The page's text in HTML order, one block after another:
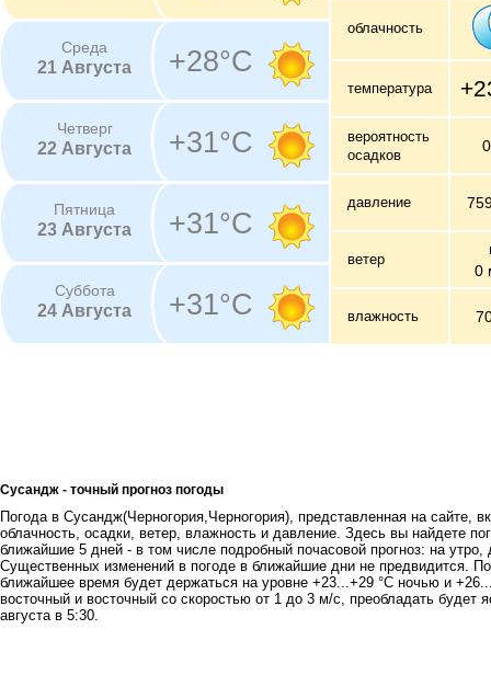
Среда
21 Августа +28°C
Четверг
22 Августа +31°C
Пятница
23 Августа +31°C
Суббота
24 Августа +31°C
облачность
температура
вероятность
осадков
давление
ветер
0
влажность
Сусандж - точный прогноз погоды
Погода в Сусандж(Черногория,Черногория), представленная на сайте,
облачность, осадки, ветер, влажность и давление. Здесь вы найдете
ближайшие 5 дней - в том числе подробный почасовой прогноз: на
Существенных изменений в погоде в ближайшие дни не предвидится.
ближайшее время будет держаться на уровне +23...+29 °C ночью и
восточный и восточный со скоростью от 1 до 3 м/с, преобладать будет
августа в 5:30.